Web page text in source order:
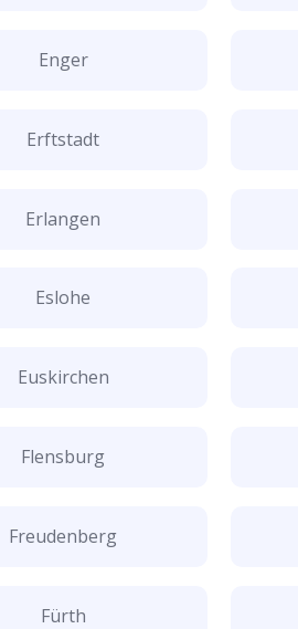
Enger
Erftstadt
Erlangen
Eslohe
Euskirchen
Flensburg
Freudenberg
Fürth